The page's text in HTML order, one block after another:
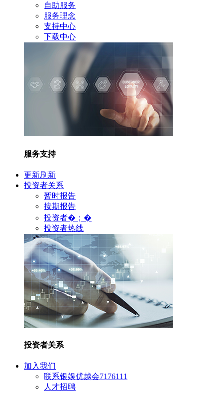
自助服务
服务理念
支持中心
下载中心
服务支持
更新刷新
投资者关系
暂时报告
按期报告
投资者�；�
投资者热线
投资者关系
加入我们
联系银娱优越会7176111
人才招聘